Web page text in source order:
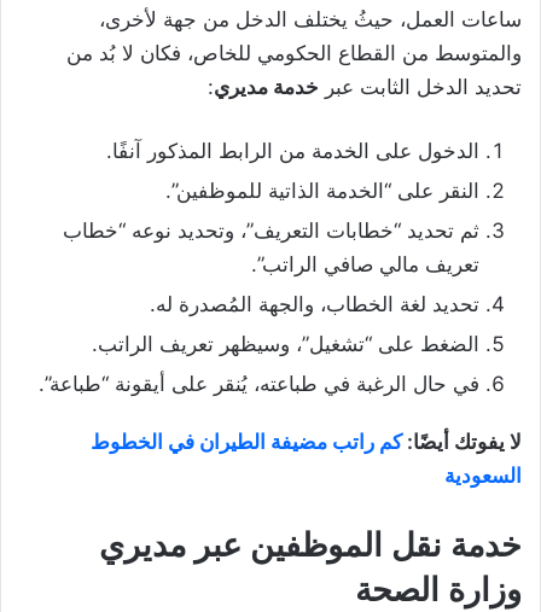
ساعات العمل، حيثُ يختلف الدخل من جهة لأخرى،
والمتوسط من القطاع الحكومي للخاص، فكان لا بُد من
تحديد الدخل الثابت عبر خدمة مديري:
الدخول على الخدمة من الرابط المذكور آنفًا.
النقر على “الخدمة الذاتية للموظفين”.
ثم تحديد “خطابات التعريف”، وتحديد نوعه “خطاب
تعريف مالي صافي الراتب”.
تحديد لغة الخطاب، والجهة المُصدرة له.
الضغط على “تشغيل”، وسيظهر تعريف الراتب.
في حال الرغبة في طباعته، يُنقر على أيقونة “طباعة”.
لا يفوتك أيضًا:كم راتب مضيفة الطيران في الخطوط
السعودية
خدمة نقل الموظفين عبر مديري
وزارة الصحة